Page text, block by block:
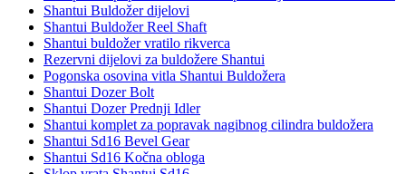
Shantui Buldožer dijelovi
Shantui Buldožer Reel Shaft
Shantui buldožer vratilo rikverca
Rezervni dijelovi za buldožere Shantui
Pogonska osovina vitla Shantui Buldožera
Shantui Dozer Bolt
Shantui Dozer Prednji Idler
Shantui komplet za popravak nagibnog cilindra buldožera
Shantui Sd16 Bevel Gear
Shantui Sd16 Kočna obloga